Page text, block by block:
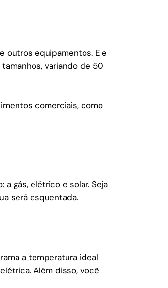
outros equipamentos. Ele
variando de 50
comerciais, como
gás, elétrico e solar. Seja
será esquentada.
a temperatura ideal
Além disso, você